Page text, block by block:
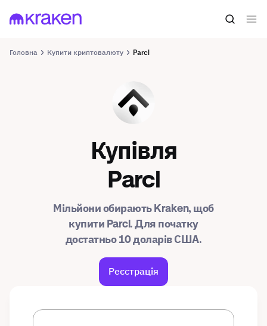
Головна Купити криптовалюту Parcl
PRCL
Купівля
Parcl
Мільйони обирають Kraken, щоб
купити Parcl. Для початку
достатньо 10 доларів США.
Реєстрація